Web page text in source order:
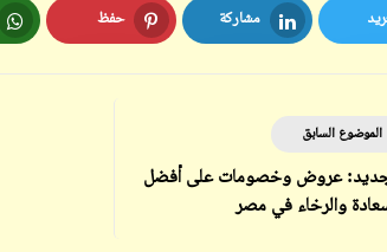
مشاركة
LinkedIn
حفظ
Pinterest
الموضوع السابق
الجديد: عروض وخصومات على أفضل
والرخاء في مصر